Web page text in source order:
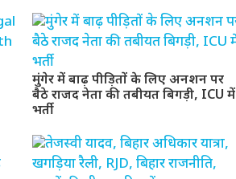
मुंगेर में बाढ़ पीड़ितों के लिए अनशन पर
बैठे राजद नेता की तबीयत बिगड़ी, ICU में
भर्ती